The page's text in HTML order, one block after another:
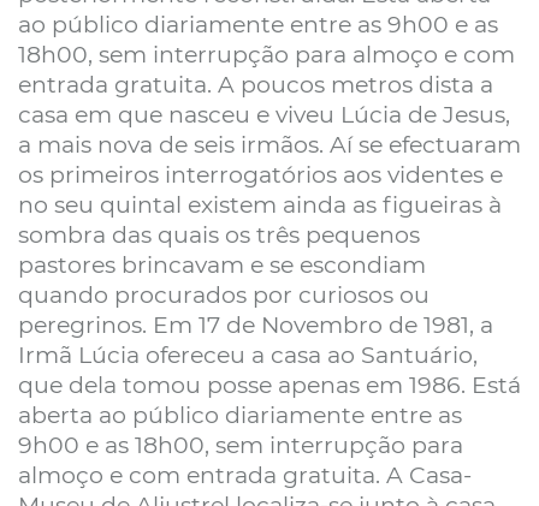
ao público diariamente entre as 9h00 e as
18h00, sem interrupção para almoço e com
entrada gratuita. A poucos metros dista a
casa em que nasceu e viveu Lúcia de Jesus,
a mais nova de seis irmãos. Aí se efectuaram
os primeiros interrogatórios aos videntes e
no seu quintal existem ainda as figueiras à
sombra das quais os três pequenos
pastores brincavam e se escondiam
quando procurados por curiosos ou
peregrinos. Em 17 de Novembro de 1981, a
Irmã Lúcia ofereceu a casa ao Santuário,
que dela tomou posse apenas em 1986. Está
aberta ao público diariamente entre as
9h00 e as 18h00, sem interrupção para
almoço e com entrada gratuita. A Casa-